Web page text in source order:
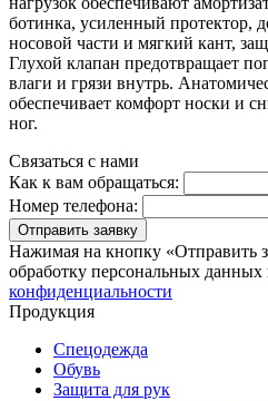
ботинка, усиленный протектор,
носовой части и мягкий кант,
Глухой клапан предотвращает
влаги и грязи внутрь.
обеспечивает комфорт носки и
ног.
Связаться с нами
Как к вам обращаться:
Номер телефона:
Отправить заявку
Нажимая на кнопку «Отправить
обработку персональных данных
конфиденциальности
Продукция
Спецодежда
Обувь
Защита для рук